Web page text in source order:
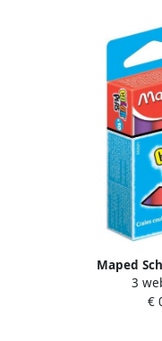
Maped
Color'Peps set
3
€